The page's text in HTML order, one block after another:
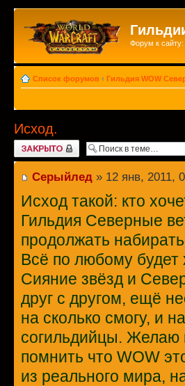
Форум к
Список форумов ‹ Гильдия WOW
Исход.
Закрыто
Серыйлед » 12 янв, 2011,
Исход такой: кто
Гильдия Северные
продолжать
Всё по любому будет
Сияние звёзд и
друг с другом, ещё
на сколько смогу, и
согильдийцы. Желаю
помнить что WOW
из реального мира,